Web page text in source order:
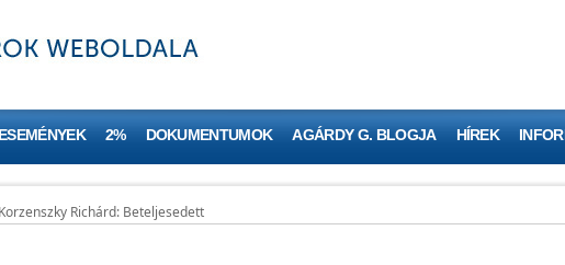
2% DOKUMENTUMOK AGÁRDY G. BLOGJA HÍREK
Korzenszky Richárd: Beteljesedett